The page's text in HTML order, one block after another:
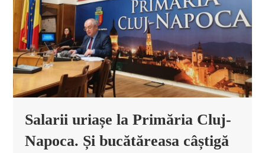
Salarii uriașe la Primăria Cluj-
Napoca. Și bucătăreasa câștigă